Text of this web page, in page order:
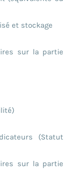
et stockage
sur la partie
(Statut
sur la partie